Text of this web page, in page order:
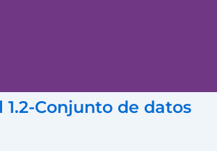
1.2-Conjunto de datos